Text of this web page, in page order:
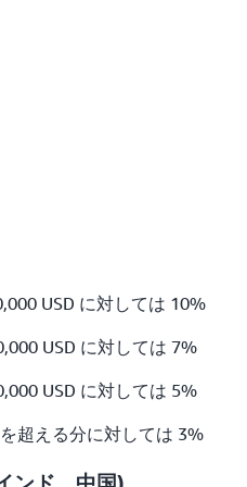
USD に対しては 10%
USD に対しては 7%
USD に対しては 5%
超える分に対しては 3%